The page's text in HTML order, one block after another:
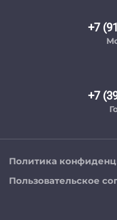
+7
+7
Политика
Пользовательское